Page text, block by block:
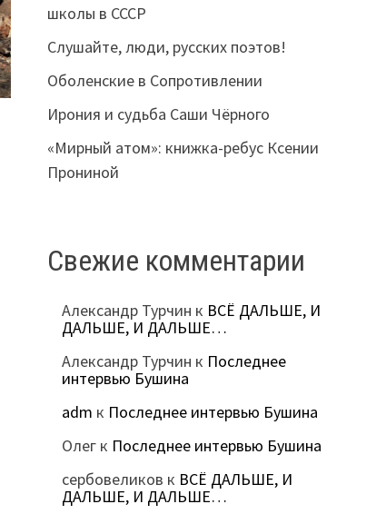
школы в СССР
Слушайте, люди, русских поэтов!
Оболенские в Сопротивлении
Ирония и судьба Саши Чёрного
«Мирный атом»: книжка-ребус Ксении
Прониной
Свежие комментарии
Александр Турчин к ВСЁ ДАЛЬШЕ, И
ДАЛЬШЕ, И ДАЛЬШЕ…
Александр Турчин к Последнее
интервью Бушина
adm к Последнее интервью Бушина
Олегк Последнее интервью Бушина
сербовеликов к ВСЁ ДАЛЬШЕ, И
ДАЛЬШЕ, И ДАЛЬШЕ…